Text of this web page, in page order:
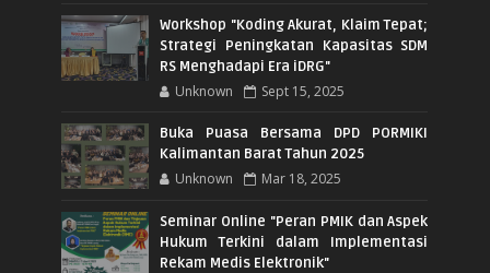
Workshop "Koding Akurat, Klaim Tepat;
Strategi Peningkatan Kapasitas SDM
RS Menghadapi Era iDRG"
Unknown Sept 15, 2025
Buka Puasa Bersama DPD PORMIKI
Kalimantan Barat Tahun 2025
Unknown Mar 18, 2025
Seminar Online "Peran PMIK dan Aspek
Hukum Terkini dalam Implementasi
Rekam Medis Elektronik"